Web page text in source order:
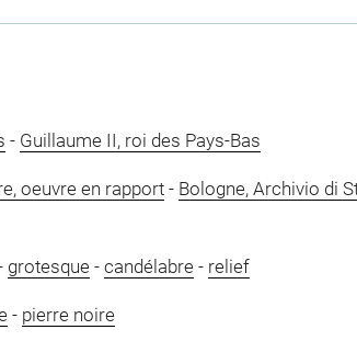
- Guillaume II, roi des Pays-Bas
oeuvre en rapport- Bologne, Archivio di
grotesque- candélabre- relief
- pierre noire